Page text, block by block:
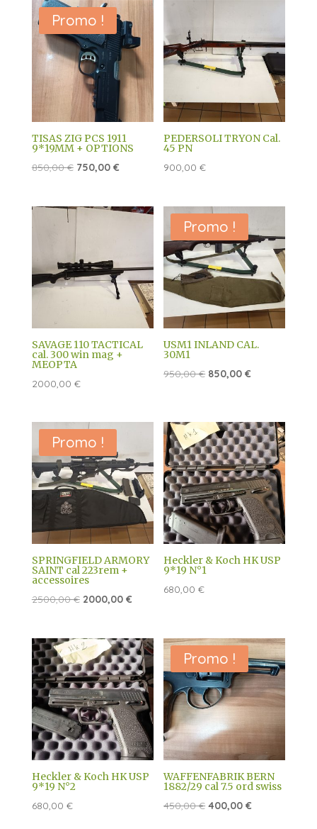
Promo !
TISAS ZIG PCS 1911
9*19MM + OPTIONS
850,00€ Le
initial
850,00 €.
750,00 €Le
actuel
PEDERSOLI TRYON Cal.
45 PN
900,00€
SAVAGE 110 TACTICAL
cal. 300 win mag +
MEOPTA
2000,00 €
Promo !
USM1 INLAND CAL.
30M1
950,00€ Le
était :
950,00 €.
850,00€
est :
850,00 €.
Promo !
SPRINGFIELD ARMORY
SAINT cal 223rem +
accessoires
2500,00€ Le
initial
était :
2500,00 €.
2000,00 €Le
actuel
est :
2000,00 €.
Heckler & Koch HK USP
9*19 N°1
680,00€
Heckler & Koch HK USP
9*19 N°2
680,00 €
Promo !
WAFFENFABRIK BERN
1882/29 cal 7.5 ord swiss
450,00€ Le
400,00€